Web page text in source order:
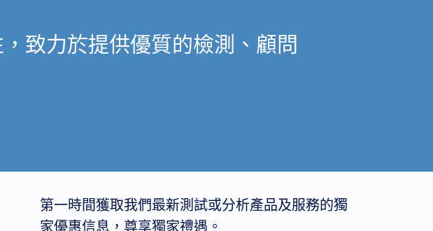
致力於提供優質的檢測、顧問
第一時間獲取我們最新測試或分析產品及服務的獨